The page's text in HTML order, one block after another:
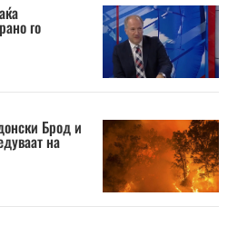
го
Брод и
на